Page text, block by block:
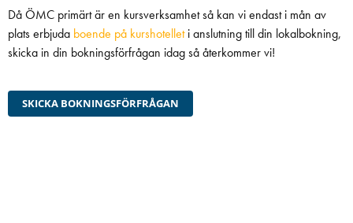
Då ÖMC primärt är en kursverksamhet så kan vi endast i mån av
plats erbjuda boende på kurshotelleti anslutning till din lokalbokning,
skicka in din bokningsförfrågan idag så återkommer vi!
SKICKA BOKNINGSFÖRFRÅGAN